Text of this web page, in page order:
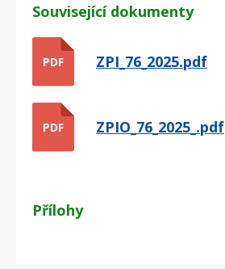
Související dokumenty
PDF ZPI_76_2025.pdf
PDF ZPIO_76_2025_.pdf
Přílohy